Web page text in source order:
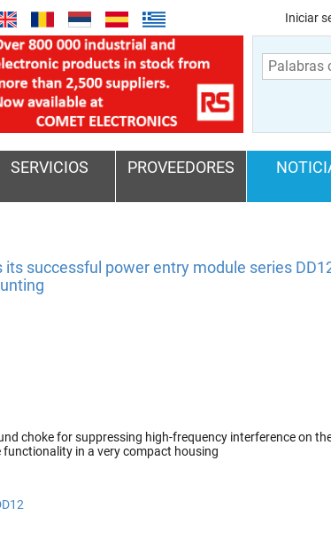
Iniciar
SERVICIOS PROVEEDORES
its successful power entry module series
choke for suppressing high-frequency interference on
in a very compact housing